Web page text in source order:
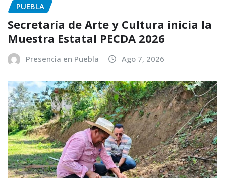
PUEBLA
Secretaría de Arte y Cultura inicia la
Muestra Estatal PECDA 2026
Presencia en Puebla Ago 7, 2026